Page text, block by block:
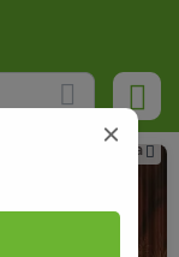
Реклама